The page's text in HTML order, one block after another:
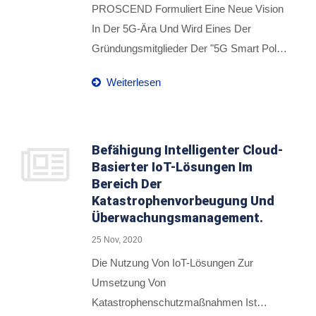
Anwendungen, Einschließlich
Ladestationen Für Elektrofahrzeuge (EVs),
Parkplätze, Flottenmanagement Und
PROSCEND Formuliert Eine Neue Vision
In Der 5G-Ära Und Wird Eines Der
Gründungsmitglieder Der "5G Smart Pole
Unterstützung Der Taiwanesischen
Telekommunikationsanbieter Mitgewirkt,
Wie Pegatron Corporation, Foxconn
Technology, Chunghwa Telecom Und
Delta Usw. Die Mission Dieses
Bündnisses Besteht Darin, Die
Technologische Benchmark Für 5G-
Smart-Pole Anzuführen Und Gemeinsam
Geschäftsmöglichkeiten In Den Globalen
Märkten Zu Schaffen. Die
Weiterlesen
Befähigung Intelligenter Cloud-
Basierter IoT-Lösungen Im
Bereich Der
Katastrophenvorbeugung Und
Überwachungsmanagement.
25 Nov, 2020
Die Nutzung Von IoT-Lösungen Zur
Umsetzung Von
Katastrophenschutzmaßnahmen Ist